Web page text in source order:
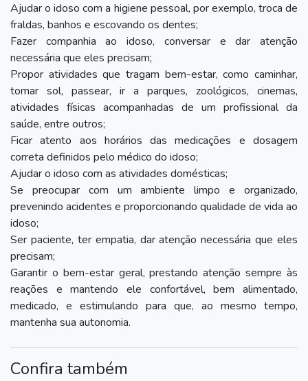
Ajudar o idoso com a higiene pessoal, por exemplo, troca de
fraldas, banhos e escovando os dentes;
Fazer companhia ao idoso, conversar e dar atenção
necessária que eles precisam;
Propor atividades que tragam bem-estar, como caminhar,
tomar sol, passear, ir a parques, zoológicos, cinemas,
atividades físicas acompanhadas de um profissional da
saúde, entre outros;
Ficar atento aos horários das medicações e dosagem
correta definidos pelo médico do idoso;
Ajudar o idoso com as atividades domésticas;
Se preocupar com um ambiente limpo e organizado,
prevenindo acidentes e proporcionando qualidade de vida ao
idoso;
Ser paciente, ter empatia, dar atenção necessária que eles
precisam;
Garantir o bem-estar geral, prestando atenção sempre às
reações e mantendo ele confortável, bem alimentado,
medicado, e estimulando para que, ao mesmo tempo,
mantenha sua autonomia.
Confira também